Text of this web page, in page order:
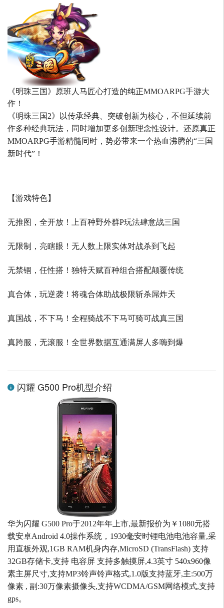
《明珠三国》原班人马匠心打造的纯正MMOARPG手游大
作！
《明珠三国2》以传承经典、突破创新为核心，不但延续前
作多种经典玩法，同时增加更多创新理念性设计。还原真正
MMOARPG手游精髓同时，势必带来一个热血沸腾的“三国
新时代”！
【游戏特色】
无推图，全开放！上百种野外群P玩法肆意战三国
无限制，亮瞎眼！无人数上限实体对战杀到飞起
无禁锢，任性搭！独特天赋百种组合搭配颠覆传统
真合体，玩逆袭！将魂合体助战极限斩杀屌炸天
真国战，不下马！全程骑战不下马可骑可战真三国
真跨服，无滚服！全世界数据互通满屏人多嗨到爆
闪耀 G500 Pro机型介绍
华为闪耀 G500 Pro于2012年年上市,最新报价为￥1080元搭
载安卓Android 4.0操作系统，1930毫安时锂电池电池容量,采
用直板外观,1GB RAM机身内存,MicroSD (TransFlash) 支持
32GB存储卡,支持 电容屏 支持多触摸屏,4.3英寸 540x960像
素主屏尺寸,支持MP3铃声铃声格式,1.0版支持蓝牙,主:500万
像素 , 副:30万像素摄像头,支持WCDMA/GSM网络模式,支持
gps。